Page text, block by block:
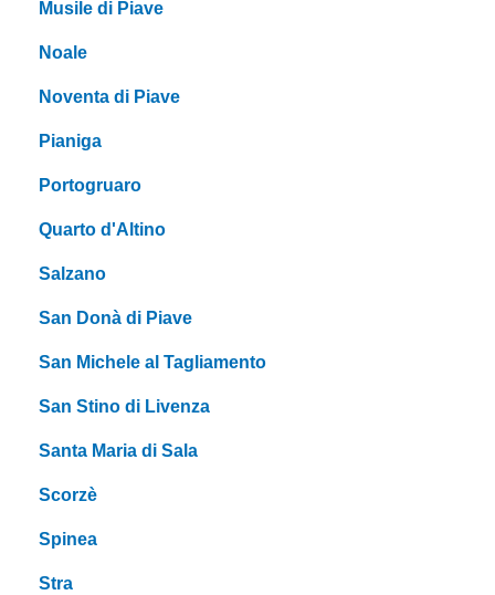
Musile di Piave
Noale
Noventa di Piave
Pianiga
Portogruaro
Quarto d'Altino
Salzano
San Donà di Piave
San Michele al Tagliamento
San Stino di Livenza
Santa Maria di Sala
Scorzè
Spinea
Stra